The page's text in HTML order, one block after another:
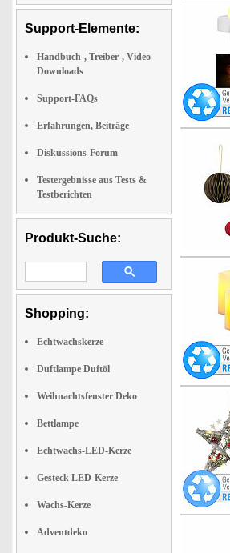
Support-Elemente:
Handbuch-, Treiber-, Video-
Downloads
Support-FAQs
Erfahrungen, Beiträge
Diskussions-Forum
Testergebnisse aus Tests &
Testberichten
Produkt-Suche:
Shopping:
Echtwachskerze
Duftlampe Duftöl
Weihnachtsfenster Deko
Bettlampe
Echtwachs-LED-Kerze
Gesteck LED-Kerze
Wachs-Kerze
Adventdeko